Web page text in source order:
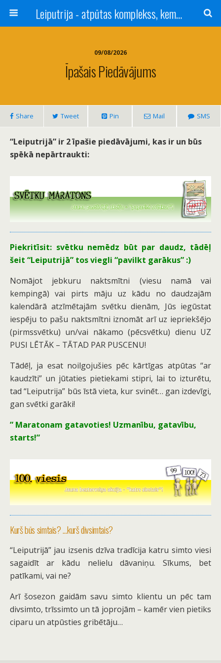
Leiputrija - atpūtas komplekss, kempings, viesu nams pie Rīgas / Camping, caravan site, bed and breakfast near Riga / Camping, caravanas, bungalows Letonia / Campingplatz, Caravanpark, Zimmer in Lettland / Kемпинг и гостевой дом к Риги
09/08/2026
Īpašais Piedāvājums
Share Tweet Pin Mail SMS
“Leiputrijā” ir 2 īpašie piedāvājumi, kas ir un būs
spēkā nepārtraukti:
Piekritīsit: svētku nemēdz būt par daudz, tādēļ
šeit “Leiputrijā” tos viegli “pavilkt garākus” :)
Nomājot jebkuru naktsmītni (viesu namā vai
kempingā) vai pirts māju uz kādu no daudzajām
kalendārā atzīmētajām svētku dienām, Jūs iegūstat
iespēju to pašu naktsmītni iznomāt arī uz iepriekšējo
(pirmssvētku) un/vai nākamo (pēcsvētku) dienu UZ
PUSI LĒTĀK – TĀTAD PAR PUSCENU!
Tādēļ, ja esat noilgojušies pēc kārtīgas atpūtas “ar
kaudzīti” un jūtaties pietiekami stipri, lai to izturētu,
tad “Leiputrija” būs īstā vieta, kur svinēt… gan izdevīgi,
gan svētki garāki!
” Maratonam gatavoties! Uzmanību, gatavību,
starts!”
Kurš būs simtais? …kurš divsimtais?
“Leiputrijā” jau izsenis dzīva tradīcija katru simto viesi
sagaidīt ar kādu nelielu dāvaniņu. Sīkums, bet
patīkami, vai ne?
Arī šosezon gaidām savu simto klientu un pēc tam
divsimto, trīssimto un tā joprojām – kamēr vien pietiks
ciparu un atpūsties gribētāju…